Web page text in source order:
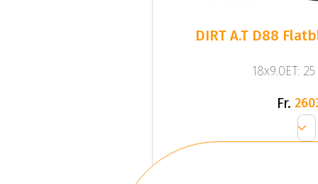
DIRT A.T D88
18x9.0ET: 25
Fr.